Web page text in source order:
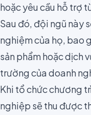
hoặc yêu cầu hỗ trợ
Sau đó, đội ngũ này
nghiệm của họ, bao
sản phẩm hoặc dịch
trường của doanh
Khi tổ chức chương
nghiệp sẽ thu được